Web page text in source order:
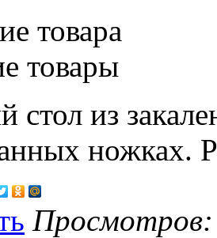
товара
товары
стол из
ножках.
Просмотров: